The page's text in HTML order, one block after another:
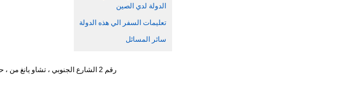
الدولة لدي الصين
تعليمات السفر الي هذه الدولة
سائر المسائل
رقم 2 الشارع الجنوبي ، تشاو يانغ من ، حي تشاو يانغ ، مدينة بكين رقم البريد : 100701 التليفون : 65961114 - 10 - 86 +